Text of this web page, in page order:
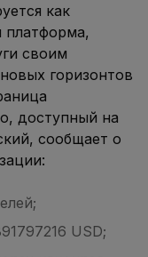
как
платформа,
своим
горизонтов
доступный на
сообщает о
USD;